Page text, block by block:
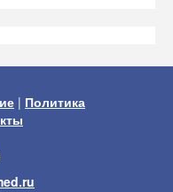
| Политика